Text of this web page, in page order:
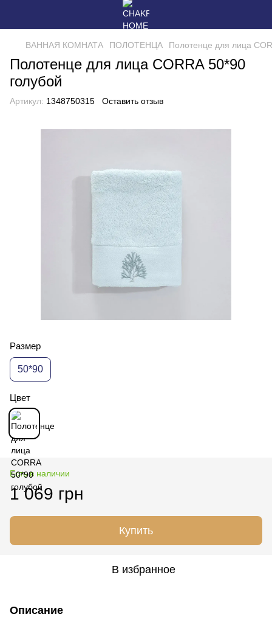
ВАННАЯ КОМНАТА ПОЛОТЕНЦА Полотенце для лица
Полотенце для лица CORRA 50*90
голубой
Артикул: 1348750315 Оставить отзыв
Размер
50*90
Цвет
Есть в наличии
1 069 грн
Купить
В избранное
Описание